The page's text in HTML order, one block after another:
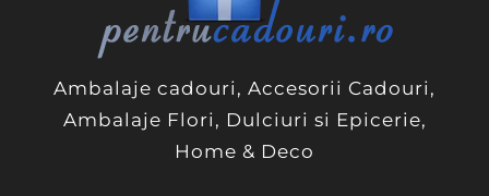
Ambalaje cadouri, Accesorii Cadouri,
Ambalaje Flori, Dulciuri si Epicerie,
Home & Deco